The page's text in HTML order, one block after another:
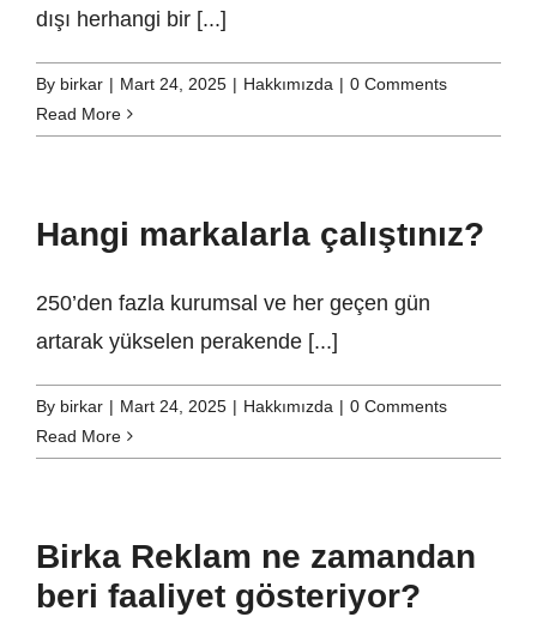
dışı herhangi bir [...]
By birkar | Mart 24, 2025 | Hakkımızda | 0 Comments
Read More
Hangi markalarla çalıştınız?
250’den fazla kurumsal ve her geçen gün
artarak yükselen perakende [...]
By birkar | Mart 24, 2025 | Hakkımızda | 0 Comments
Read More
Birka Reklam ne zamandan
beri faaliyet gösteriyor?